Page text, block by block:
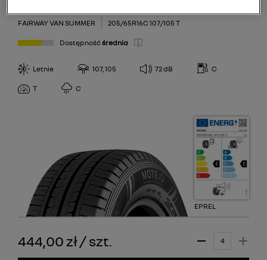
FAIRWAY VAN SUMMER 205/65R16C 107/105 T
Dostępność średnia
Letnie 107, 105 72dB C
T C
EPREL
444,00 zł/szt.